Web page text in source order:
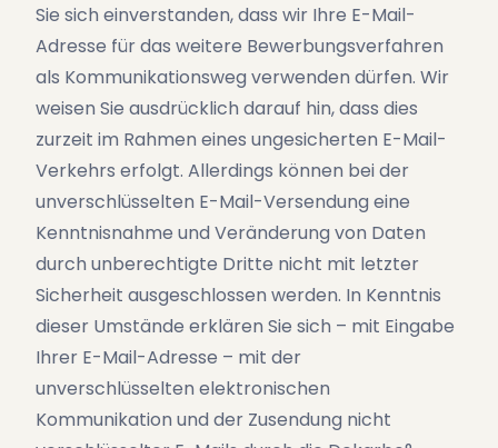
Sie sich einverstanden, dass wir Ihre E-Mail-
Adresse für das weitere Bewerbungsverfahren
als Kommunikationsweg verwenden dürfen. Wir
weisen Sie ausdrücklich darauf hin, dass dies
zurzeit im Rahmen eines ungesicherten E-Mail-
Verkehrs erfolgt. Allerdings können bei der
unverschlüsselten E-Mail-Versendung eine
Kenntnisnahme und Veränderung von Daten
durch unberechtigte Dritte nicht mit letzter
Sicherheit ausgeschlossen werden. In Kenntnis
dieser Umstände erklären Sie sich – mit Eingabe
Ihrer E-Mail-Adresse – mit der
unverschlüsselten elektronischen
Kommunikation und der Zusendung nicht